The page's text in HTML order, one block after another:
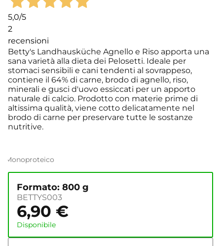
5,0/5
2
recensioni
Betty's Landhausküche Agnello e Riso apporta una
sana varietà alla dieta dei Pelosetti. Ideale per
stomaci sensibili e cani tendenti al sovrappeso,
contiene il 64% di carne, brodo di agnello, riso,
minerali e gusci d'uovo essiccati per un apporto
naturale di calcio. Prodotto con materie prime di
altissima qualità, viene cotto delicatamente nel
brodo di carne per preservare tutte le sostanze
nutritive.
Monoproteico
Formato: 800 g
BETTYS003
6,90 €
Disponibile